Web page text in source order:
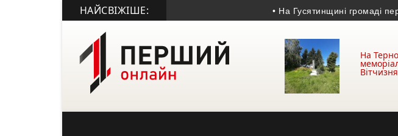
НАЙСВІЖІШЕ: • На Гусятинщині громаді
На